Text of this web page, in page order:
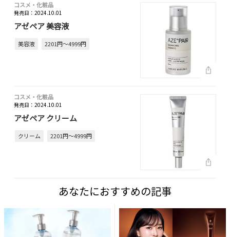
コスメ・化粧品
発売日：2024.10.01
アゼペア 美容液
美容液 2201円～4999円
コスメ・化粧品
発売日：2024.10.01
アゼペア クリーム
クリーム 2201円～4999円
あなたにおすすめの記事